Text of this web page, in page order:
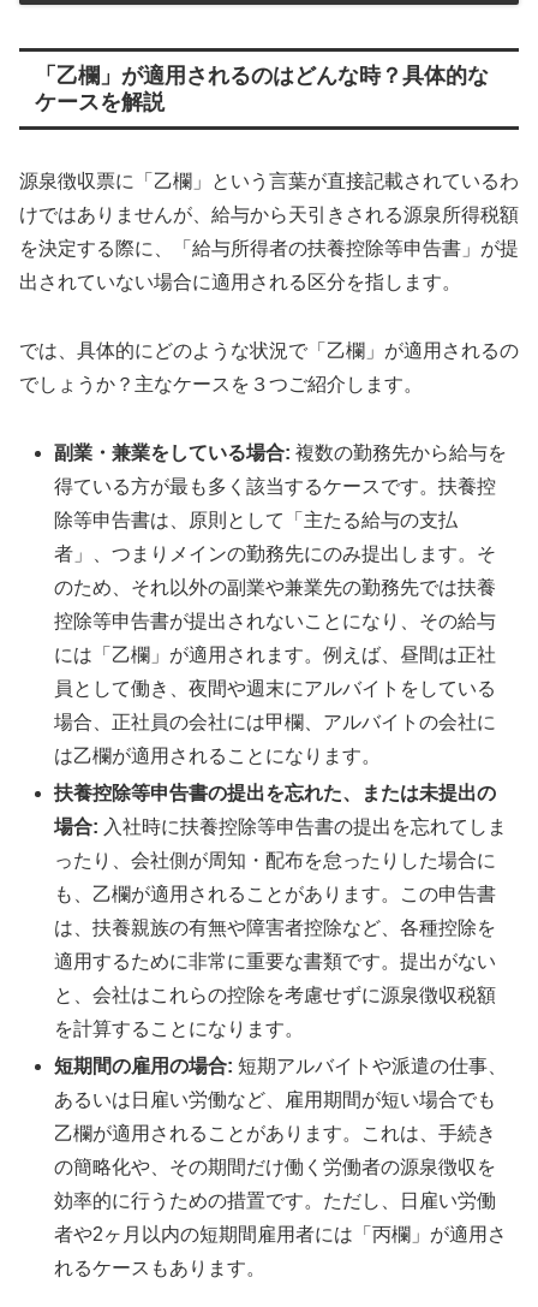
「乙欄」が適用されるのはどんな時？具体的な
ケースを解説
源泉徴収票に「乙欄」という言葉が直接記載されているわ
けではありませんが、給与から天引きされる源泉所得税額
を決定する際に、「給与所得者の扶養控除等申告書」が提
出されていない場合に適用される区分を指します。
では、具体的にどのような状況で「乙欄」が適用されるの
でしょうか？主なケースを３つご紹介します。
副業・兼業をしている場合: 複数の勤務先から給与を
得ている方が最も多く該当するケースです。扶養控
除等申告書は、原則として「主たる給与の支払
者」、つまりメインの勤務先にのみ提出します。そ
のため、それ以外の副業や兼業先の勤務先では扶養
控除等申告書が提出されないことになり、その給与
には「乙欄」が適用されます。例えば、昼間は正社
員として働き、夜間や週末にアルバイトをしている
場合、正社員の会社には甲欄、アルバイトの会社に
は乙欄が適用されることになります。
扶養控除等申告書の提出を忘れた、または未提出の
場合: 入社時に扶養控除等申告書の提出を忘れてしま
ったり、会社側が周知・配布を怠ったりした場合に
も、乙欄が適用されることがあります。この申告書
は、扶養親族の有無や障害者控除など、各種控除を
適用するために非常に重要な書類です。提出がない
と、会社はこれらの控除を考慮せずに源泉徴収税額
を計算することになります。
短期間の雇用の場合: 短期アルバイトや派遣の仕事、
あるいは日雇い労働など、雇用期間が短い場合でも
乙欄が適用されることがあります。これは、手続き
の簡略化や、その期間だけ働く労働者の源泉徴収を
効率的に行うための措置です。ただし、日雇い労働
者や2ヶ月以内の短期間雇用者には「丙欄」が適用さ
れるケースもあります。